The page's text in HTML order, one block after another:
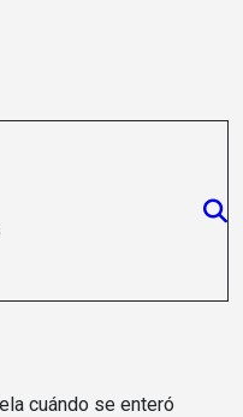
cuándo se enteró